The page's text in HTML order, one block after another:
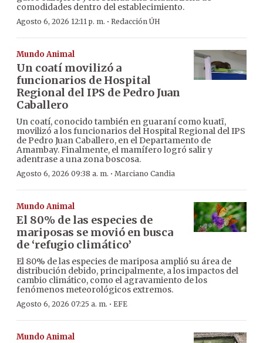
comodidades dentro del establecimiento.
Agosto 6, 2026 12:11 p. m. · Redacción ÚH
Mundo Animal
Un coatí movilizó a
funcionarios de Hospital
Regional del IPS de Pedro Juan
Caballero
Un coatí, conocido también en guaraní como kuatĩ,
movilizó a los funcionarios del Hospital Regional del IPS
de Pedro Juan Caballero, en el Departamento de
Amambay. Finalmente, el mamífero logró salir y
adentrase a una zona boscosa.
Agosto 6, 2026 09:38 a. m. · Marciano Candia
Mundo Animal
El 80% de las especies de
mariposas se movió en busca
de ‘refugio climático’
El 80% de las especies de mariposa amplió su área de
distribución debido, principalmente, a los impactos del
cambio climático, como el agravamiento de los
fenómenos meteorológicos extremos.
Agosto 6, 2026 07:25 a. m. · EFE
Mundo Animal